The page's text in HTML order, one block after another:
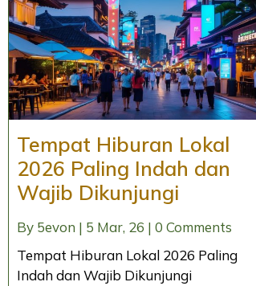
Tempat Hiburan Lokal
2026 Paling Indah dan
Wajib Dikunjungi
By 5evon | 5 Mar, 26 | 0 Comments
Tempat Hiburan Lokal 2026 Paling
Indah dan Wajib Dikunjungi